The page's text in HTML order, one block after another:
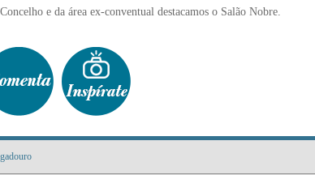
e da área ex-conventual destacamos o Salão Nobre.